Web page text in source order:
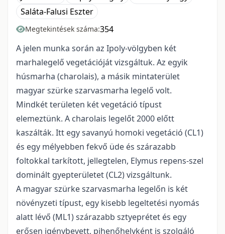
Saláta-Falusi Eszter
Megtekintések száma:354
A jelen munka során az Ipoly-völgyben két
marhalegelő vegetációját vizsgáltuk. Az egyik
húsmarha (charolais), a másik mintaterület
magyar szürke szarvasmarha legelő volt.
Mindkét területen két vegetáció típust
elemeztünk. A charolais legelőt 2000 előtt
kaszálták. Itt egy savanyú homoki vegetáció (CL1)
és egy mélyebben fekvő üde és szárazabb
foltokkal tarkított, jellegtelen, Elymus repens-szel
dominált gyepterületet (CL2) vizsgáltunk.
A magyar szürke szarvasmarha legelőn is két
növényzeti típust, egy kisebb legeltetési nyomás
alatt lévő (ML1) szárazabb sztyeprétet és egy
erősen igénybevett, pihenőhelyként is szolgáló